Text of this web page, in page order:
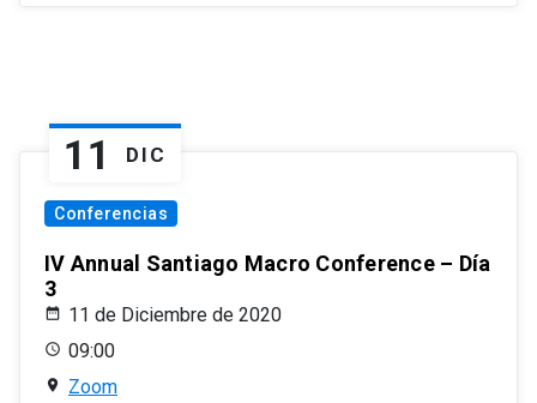
11 DIC
Conferencias
IV Annual Santiago Macro Conference – Día
3
11 de Diciembre de 2020
09:00
Zoom